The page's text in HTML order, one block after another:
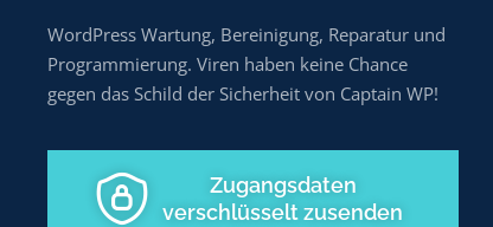
WordPress Wartung, Bereinigung, Reparatur und
Programmierung. Viren haben keine Chance
gegen das Schild der Sicherheit von Captain WP!
Zugangsdaten
verschlüsselt zusenden